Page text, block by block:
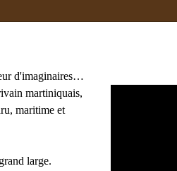
d'imaginaires…
martiniquais,
maritime et
large.